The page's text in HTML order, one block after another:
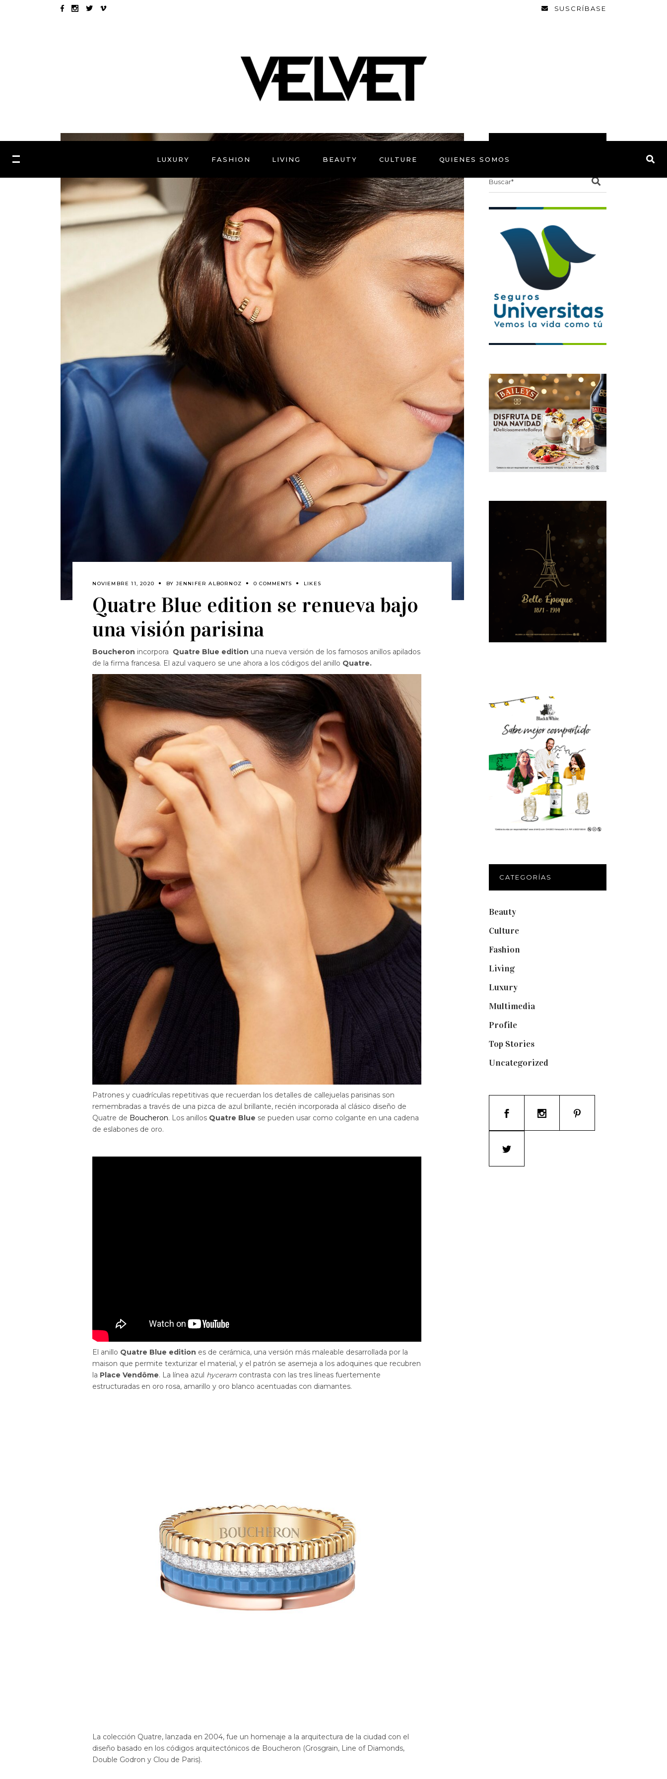
SUSCRÍBASE
LUXURY FASHION LIVING BEAUTY CULTURE QUIENES SOMOS
NOVIEMBRE 11, 2020 BY JENNIFER ALBORNOZ 0 COMMENTS LIKES
Quatre Blue edition se renueva bajo
una visión parisina
Boucheron incorpora Quatre Blue edition una nueva versión de los famosos anillos apilados
de la firma francesa. El azul vaquero se une ahora a los códigos del anillo Quatre.
Patrones y cuadrículas repetitivas que recuerdan los detalles de callejuelas parisinas son
remembradas a través de una pizca de azul brillante, recién incorporada al clásico diseño de
Quatre de Boucheron. Los anillos Quatre Blue se pueden usar como colgante en una cadena
de eslabones de oro.
El anillo Quatre Blue edition es de cerámica, una versión más maleable desarrollada por la
maison que permite texturizar el material, y el patrón se asemeja a los adoquines que recubren
la Place Vendôme. La línea azul hyceram contrasta con las tres líneas fuertemente
estructuradas en oro rosa, amarillo y oro blanco acentuadas con diamantes.
La colección Quatre, lanzada en 2004, fue un homenaje a la arquitectura de la ciudad con el
diseño basado en los códigos arquitectónicos de Boucheron (Grosgrain, Line of Diamonds,
Double Godron y Clou de Paris).
Search
CATEGORÍAS
Beauty(250)
Culture(132)
Fashion
Living(337)
Luxury(664)
Multimedia(10)
Profile(8)
Top Stories(123)
Uncategorized